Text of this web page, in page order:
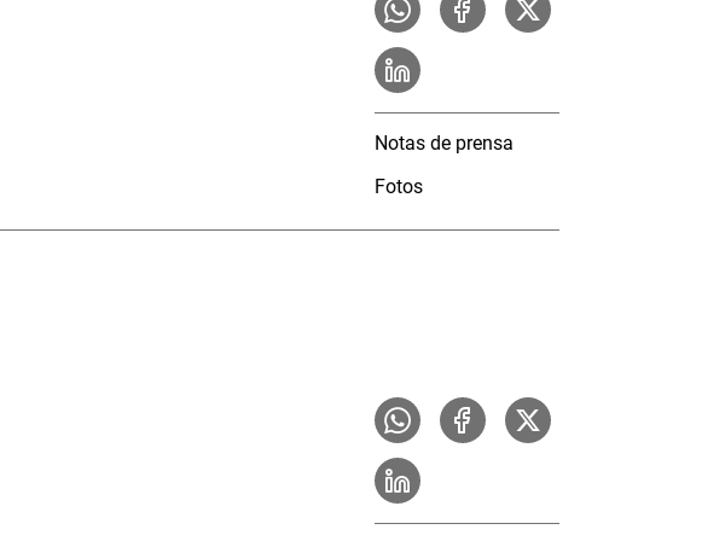
Notas de prensa
Fotos